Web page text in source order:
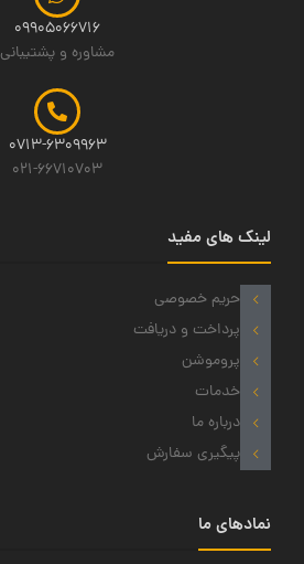
09905066716
مشاوره و پشتیبانی
0713-6309963
021-66710703
لینک های مفید
حریم خصوصی
پرداخت و دریافت
پروموشن
خدمات
درباره ما
پیگیری سفارش
نمادهای ما